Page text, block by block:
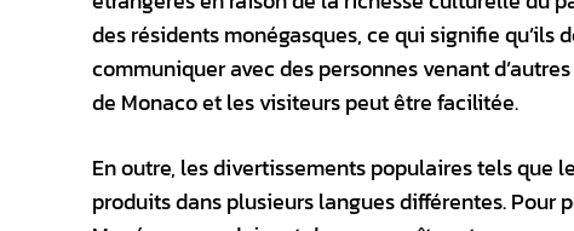
des résidents monégasques, ce qui signifie
communiquer avec des personnes venant
de Monaco et les visiteurs peut être facilitée.
En outre, les divertissements populaires tels que
produits dans plusieurs langues différentes.